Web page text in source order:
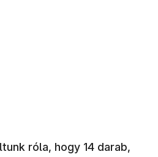
róla, hogy 14 darab,